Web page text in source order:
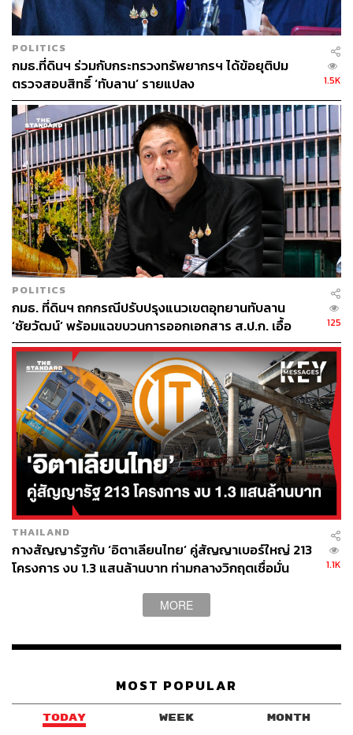
POLITICS
กมธ.ที่ดินฯ ร่วมกับกระทรวงทรัพยากรฯ ได้ข้อยุติปม
ตรวจสอบสิทธิ์ ‘ทับลาน’ รายแปลง
1.5K
POLITICS
กมธ. ที่ดินฯ ถกกรณีปรับปรุงแนวเขตอุทยานทับลาน
‘ชัยวัฒน์’ พร้อมแฉขบวนการออกเอกสาร ส.ป.ก. เอื้อ
นายทุน
125
THAILAND
กางสัญญารัฐกับ ‘อิตาเลียนไทย’ คู่สัญญาเบอร์ใหญ่ 213
โครงการ งบ 1.3 แสนล้านบาท ท่ามกลางวิกฤตเชื่อมั่น
1.1K
MORE
MOST POPULAR
TODAY WEEK MONTH